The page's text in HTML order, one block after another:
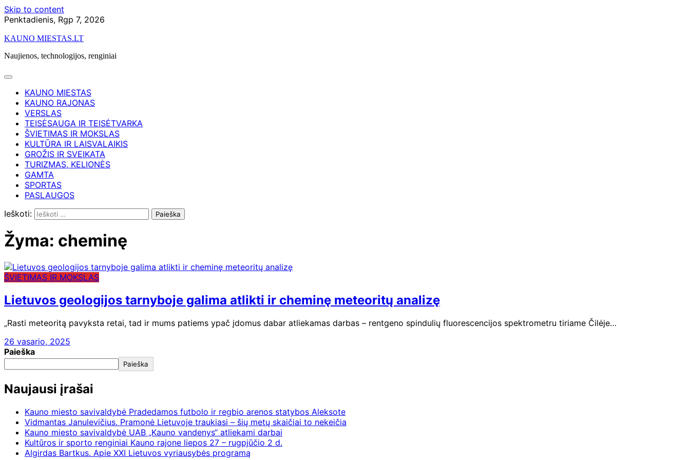
Skip to content
Penktadienis, Rgp 7, 2026
KAUNO MIESTAS.LT
Naujienos, technologijos, renginiai
KAUNO MIESTAS
KAUNO RAJONAS
VERSLAS
TEISĖSAUGA IR TEISĖTVARKA
ŠVIETIMAS IR MOKSLAS
KULTŪRA IR LAISVALAIKIS
GROŽIS IR SVEIKATA
TURIZMAS, KELIONĖS
GAMTA
SPORTAS
PASLAUGOS
Ieškoti:
Žyma: cheminę
ŠVIETIMAS IR MOKSLAS
Lietuvos geologijos tarnyboje galima atlikti ir cheminę meteoritų analizę
„Rasti meteoritą pavyksta retai, tad ir mums patiems ypač įdomus dabar atliekamas darbas – rentgeno spindulių fluorescencijos spektrometru tiriame Čilėje…
26 vasario, 2025
Paieška
Paieška
Naujausi įrašai
Kauno miesto savivaldybė Pradedamos futbolo ir regbio arenos statybos Aleksote
Vidmantas Janulevičius. Pramonė Lietuvoje traukiasi – šių metų skaičiai to nekeičia
Kauno miesto savivaldybė UAB „Kauno vandenys“ atliekami darbai
Kultūros ir sporto renginiai Kauno rajone liepos 27 – rugpjūčio 2 d.
Algirdas Bartkus. Apie XXI Lietuvos vyriausybės programą